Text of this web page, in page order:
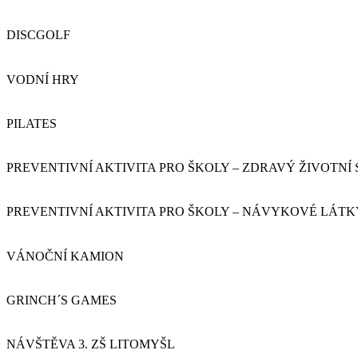
DISCGOLF
VODNÍ HRY
PILATES
PREVENTIVNÍ AKTIVITA PRO ŠKOLY – ZDRAVÝ ŽIVOTNÍ
PREVENTIVNÍ AKTIVITA PRO ŠKOLY – NÁVYKOVÉ
VÁNOČNÍ KAMION
GRINCH´S GAMES
NÁVŠTĚVA 3. ZŠ LITOMYŠL